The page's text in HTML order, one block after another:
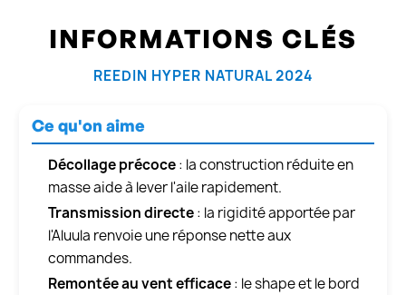
INFORMATIONS CLÉS
REEDIN HYPER NATURAL 2024
Ce qu'on aime
Décollage précoce: la construction réduite en
masse aide à lever l'aile rapidement.
Transmission directe: la rigidité apportée par
l'Aluula renvoie une réponse nette aux
commandes.
Remontée au vent efficace: le shape et le bord